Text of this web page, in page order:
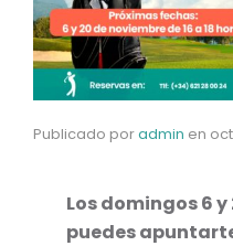
Publicado poradmin en
Los domingos 6
puedes